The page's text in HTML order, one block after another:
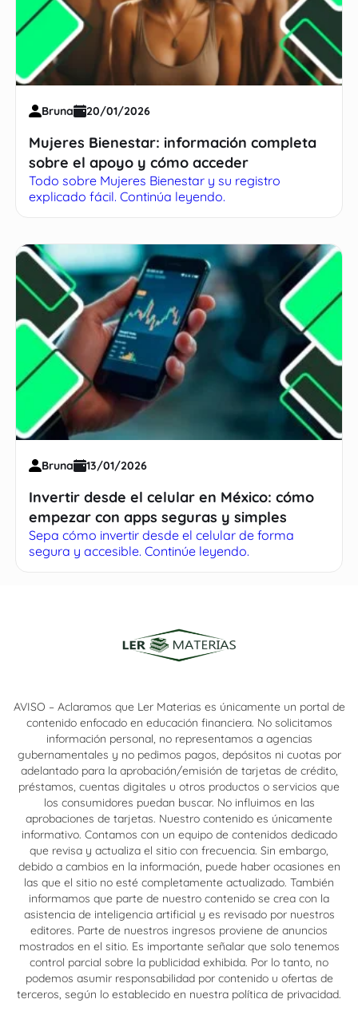
Bruna 20/01/2026
Mujeres Bienestar: información completa
sobre el apoyo y cómo acceder
Todo sobre Mujeres Bienestar y su registro
explicado fácil. Continúa leyendo.
Bruna 13/01/2026
Invertir desde el celular en México: cómo
empezar con apps seguras y simples
Sepa cómo invertir desde el celular de forma
segura y accesible. Continúe leyendo.
AVISO – Aclaramos que Ler Materias es únicamente un portal de
contenido enfocado en educación financiera. No solicitamos
información personal, no representamos a agencias
gubernamentales y no pedimos pagos, depósitos ni cuotas por
adelantado para la aprobación/emisión de tarjetas de crédito,
préstamos, cuentas digitales u otros productos o servicios que
los consumidores puedan buscar. No influimos en las
aprobaciones de tarjetas. Nuestro contenido es únicamente
informativo. Contamos con un equipo de contenidos dedicado
que revisa y actualiza el sitio con frecuencia. Sin embargo,
debido a cambios en la información, puede haber ocasiones en
las que el sitio no esté completamente actualizado. También
informamos que parte de nuestro contenido se crea con la
asistencia de inteligencia artificial y es revisado por nuestros
editores. Parte de nuestros ingresos proviene de anuncios
mostrados en el sitio. Es importante señalar que solo tenemos
control parcial sobre la publicidad exhibida. Por lo tanto, no
podemos asumir responsabilidad por contenido u ofertas de
terceros, según lo establecido en nuestra política de privacidad.